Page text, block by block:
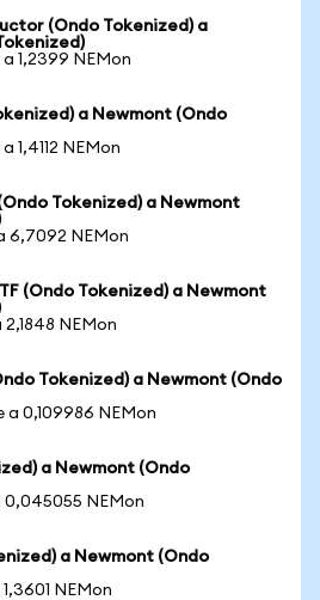
(Ondo Tokenized) a
1,2399 NEMon
a Newmont (Ondo
1,4112 NEMon
Tokenized) a Newmont
6,7092 NEMon
(Ondo Tokenized) a Newmont
2,1848 NEMon
Tokenized) a Newmont (Ondo
a 0,109986 NEMon
a Newmont (Ondo
0,045055 NEMon
a Newmont (Ondo
NEMon